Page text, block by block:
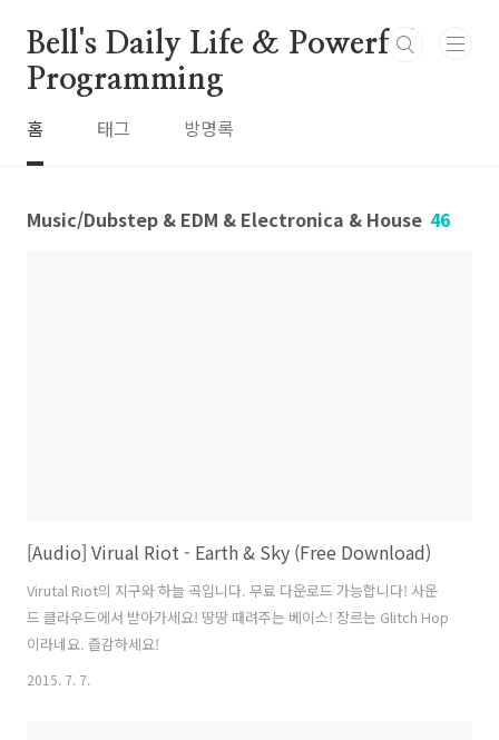
Bell's Daily Life & Powerful
Programming
홈 태그 방명록
Music/Dubstep & EDM & Electronica & House 46
[Audio] Virual Riot - Earth & Sky (Free Download)
Virutal Riot의 지구와 하늘 곡입니다. 무료 다운로드 가능합니다! 사운
드 클라우드에서 받아가세요! 땅땅 때려주는 베이스! 장르는 Glitch Hop
이라네요. 즐감하세요!
2015. 7. 7.